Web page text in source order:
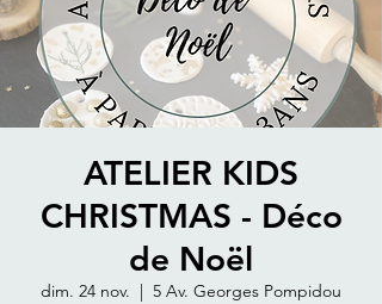
ATELIER KIDS
CHRISTMAS - Déco
de Noël
dim. 24 nov.
  |
5 Av. Georges Pompidou